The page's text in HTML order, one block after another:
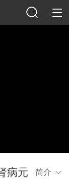
病元
简介